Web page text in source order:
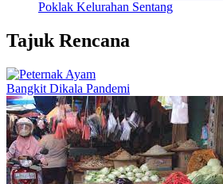
Poklak Kelurahan Sentang
Tajuk Rencana
Bangkit Dikala Pandemi